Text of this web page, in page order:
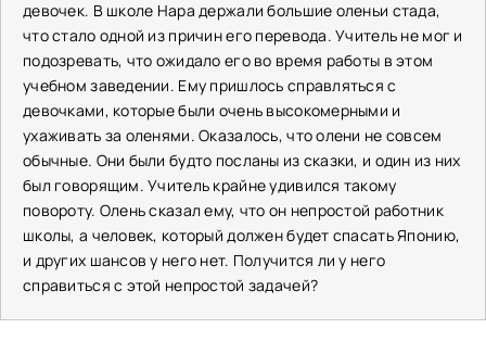
девочек. В школе Нара держали большие оленьи стада,
что стало одной из причин его перевода. Учитель не мог и
подозревать, что ожидало его во время работы в этом
учебном заведении. Ему пришлось справляться с
девочками, которые были очень высокомерными и
ухаживать за оленями. Оказалось, что олени не совсем
обычные. Они были будто посланы из сказки, и один из них
был говорящим. Учитель крайне удивился такому
повороту. Олень сказал ему, что он непростой работник
школы, а человек, который должен будет спасать Японию,
и других шансов у него нет. Получится ли у него
справиться с этой непростой задачей?